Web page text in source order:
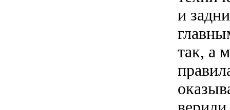
и
так, а